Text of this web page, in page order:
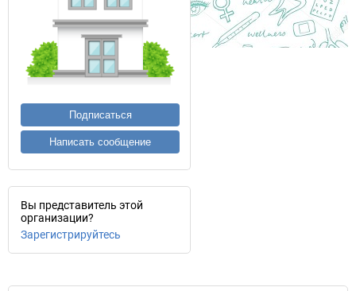
Подписаться
Написать сообщение
Вы представитель этой
организации?
Зарегистрируйтесь